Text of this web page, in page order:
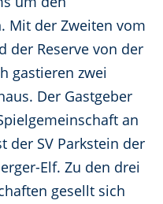
Mit der Zweiten vom
der Reserve von der
gastieren zwei
Der Gastgeber
an
der SV Parkstein der
Elf. Zu den drei
gesellt sich